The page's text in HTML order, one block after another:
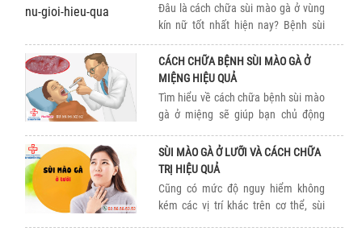
Đâu là cách chữa sùi mào gà ở vùng
kín nữ tốt nhất hiện nay? Bệnh sùi
mào gà ở nữ giới thường khó phát
hiện cũng như điều trị […]
CÁCH CHỮA BỆNH SÙI MÀO GÀ Ở
MIỆNG HIỆU QUẢ
Tìm hiểu về cách chữa bệnh sùi mào
gà ở miệng sẽ giúp bạn chủ động
trị bệnh, nhằm sớm thoát khỏi các […]
SÙI MÀO GÀ Ở LƯỠI VÀ CÁCH CHỮA
TRỊ HIỆU QUẢ
Cũng có mức độ nguy hiểm không
kém các vị trí khác trên cơ thể, sùi